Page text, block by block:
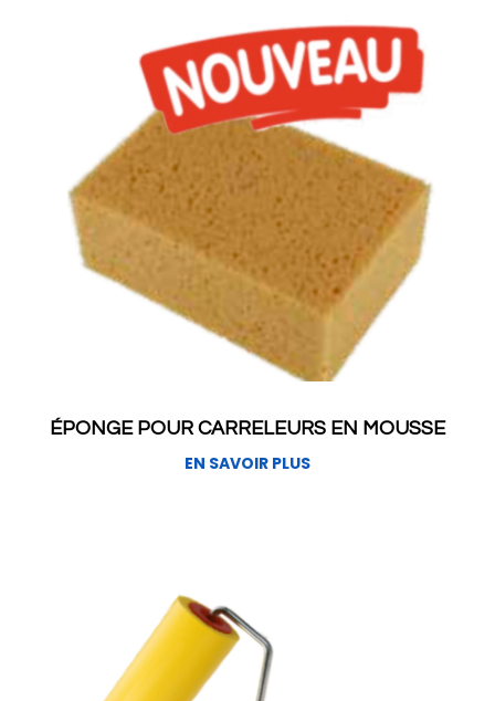
ÉPONGE POUR CARRELEURS EN MOUSSE
EN SAVOIR PLUS